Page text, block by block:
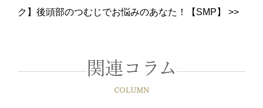
ク】後頭部のつむじでお悩みのあなた！【SMP】 >>
関連コラム
COLUMN